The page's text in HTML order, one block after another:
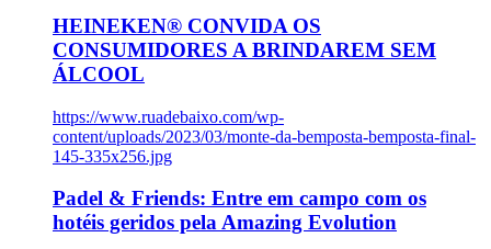
HEINEKEN® CONVIDA OS
CONSUMIDORES A BRINDAREM SEM
ÁLCOOL
https://www.ruadebaixo.com/wp-
content/uploads/2023/03/monte-da-bemposta-bemposta-final-
145-335x256.jpg
Padel & Friends: Entre em campo com os
hotéis geridos pela Amazing Evolution